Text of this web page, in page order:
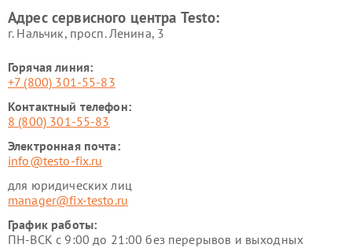
Адрес сервисного центра Testo:
г. Нальчик, просп. Ленина, 3
Горячая линия:
+7 (800) 301-55-83
Контактный телефон:
8 (800) 301-55-83
Электронная почта:
info@testo-fix.ru
для юридических лиц
manager@fix-testo.ru
График работы:
ПН-ВСК с 9:00 до 21:00 без перерывов и выходных